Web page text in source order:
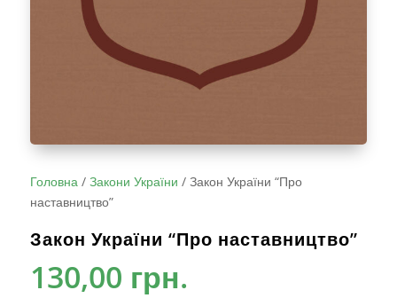
Головна/ Закони України / Закон України “Про
наставництво”
Закон України “Про наставництво”
130,00 грн.